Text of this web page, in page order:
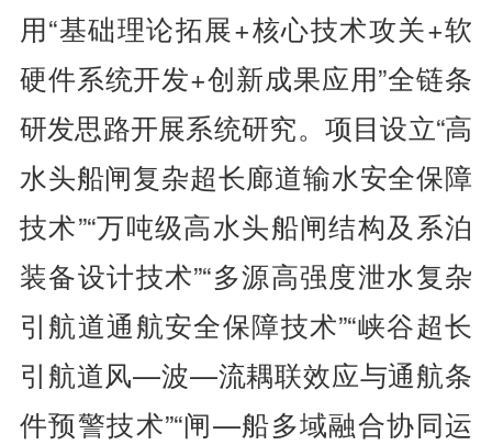
用“基础理论拓展+核心技术攻关+软
硬件系统开发+创新成果应用”全链条
研发思路开展系统研究。项目设立“高
水头船闸复杂超长廊道输水安全保障
技术”“万吨级高水头船闸结构及系泊
装备设计技术”“多源高强度泄水复杂
引航道通航安全保障技术”“峡谷超长
引航道风—波—流耦联效应与通航条
件预警技术”“闸—船多域融合协同运